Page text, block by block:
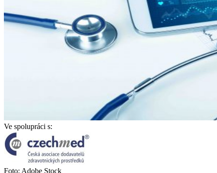
Ve spolupráci s:
Foto: Adobe Stock